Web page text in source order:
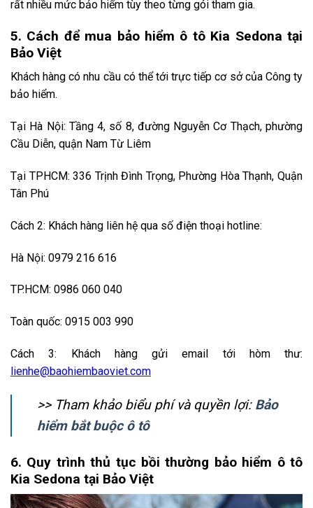
rất nhiều mức bảo hiểm tùy theo từng gói tham gia.
5. Cách để mua bảo hiểm ô tô Kia Sedona tại
Bảo Việt
Khách hàng có nhu cầu có thể tới trực tiếp cơ sở của Công ty
bảo hiểm.
Tại Hà Nội: Tầng 4, số 8, đường Nguyễn Cơ Thạch, phường
Cầu Diễn, quận Nam Từ Liêm
Tại TPHCM: 336 Trịnh Đình Trọng, Phường Hòa Thạnh, Quận
Tân Phú
Cách 2: Khách hàng liên hệ qua số điện thoại hotline:
Hà Nội: 0979 216 616
TP.HCM: 0986 060 040
Toàn quốc: 0915 003 990
Cách 3: Khách hàng gửi email tới hòm thư:
lienhe@baohiembaoviet.com
>> Tham khảo biểu phí và quyền lợi: Bảo
hiểm bắt buộc ô tô
6. Quy trình thủ tục bồi thường bảo hiểm ô tô
Kia Sedona tại Bảo Việt